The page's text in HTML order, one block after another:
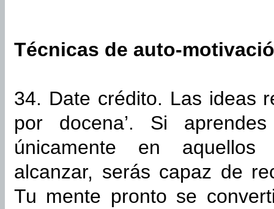
Técnicas de auto-
34. Date crédito. Las ideas
por docena’. Si
únicamente en
alcanzar, serás capaz de
Tu mente pronto se